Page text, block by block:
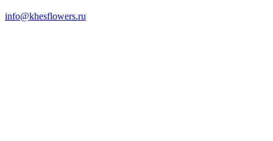
info@khesflowers.ru